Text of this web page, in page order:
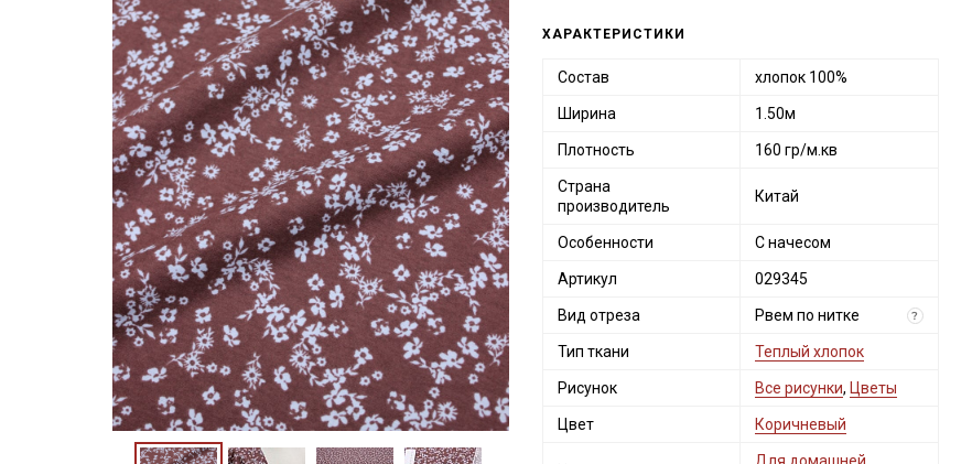
ХАРАКТЕРИСТИКИ
Состав хлопок 100%
Ширина 1.50м
Плотность 160 гр/м.кв
Страна
производитель
Китай
Особенности С начесом
Артикул 029345
Вид отреза Рвем по нитке ?
Тип ткани Теплый хлопок
Рисунок Все рисунки, Цветы
Цвет Коричневый